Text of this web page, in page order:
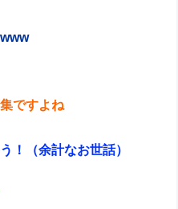
ですよね
！（余計なお世話）